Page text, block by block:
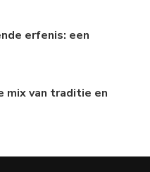
erfenis: een
mix van traditie en